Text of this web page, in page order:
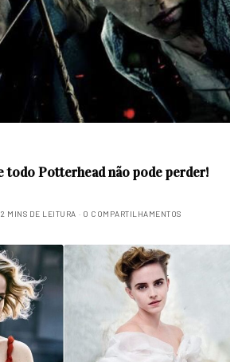
todo Potterhead não pode perder!
2 MINS DE LEITURA 0 COMPARTILHAMENTOS